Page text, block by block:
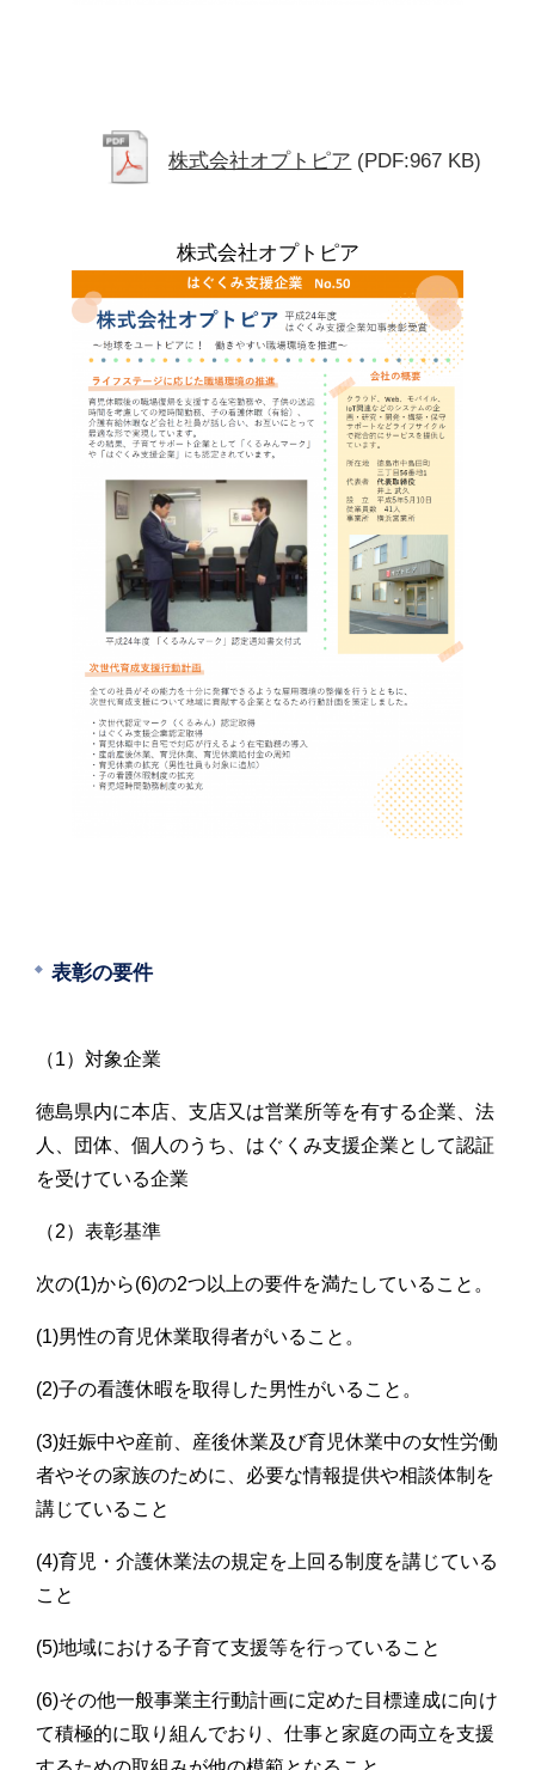
株式会社オプトピア (PDF:967 KB)
株式会社オプトピア
表彰の要件
（1）対象企業
徳島県内に本店、支店又は営業所等を有する企業、法
人、団体、個人のうち、はぐくみ支援企業として認証
を受けている企業
（2）表彰基準
次の(1)から(6)の2つ以上の要件を満たしていること。
(1)男性の育児休業取得者がいること。
(2)子の看護休暇を取得した男性がいること。
(3)妊娠中や産前、産後休業及び育児休業中の女性労働
者やその家族のために、必要な情報提供や相談体制を
講じていること
(4)育児・介護休業法の規定を上回る制度を講じている
こと
(5)地域における子育て支援等を行っていること
(6)その他一般事業主行動計画に定めた目標達成に向け
て積極的に取り組んでおり、仕事と家庭の両立を支援